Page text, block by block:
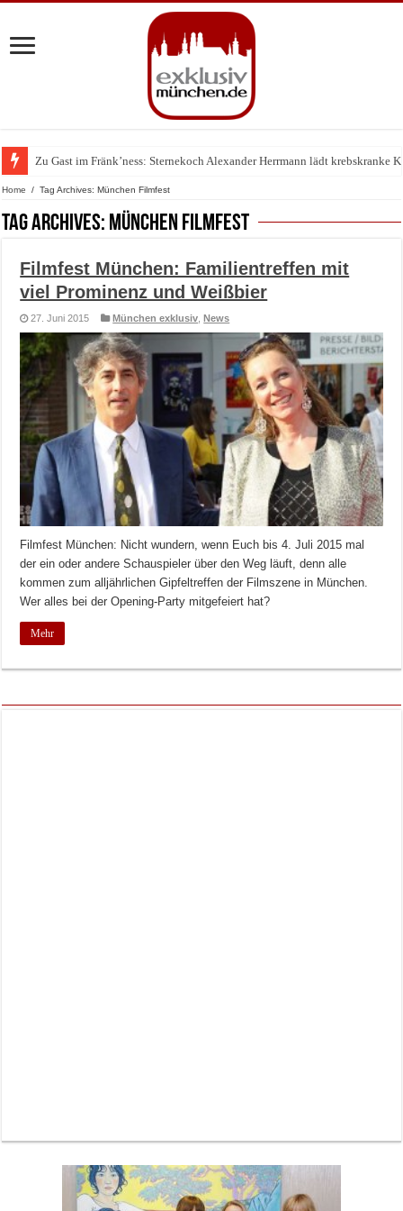
Zu Gast im Fränk’ness: Sternekoch Alexander Herrmann lädt krebskranke
Home / Tag Archives: München Filmfest
Tag Archives: München Filmfest
Filmfest München: Familientreffen mit
viel Prominenz und Weißbier
27. Juni 2015 München exklusiv ,News
Filmfest München: Nicht wundern, wenn Euch bis 4. Juli 2015 mal
der ein oder andere Schauspieler über den Weg läuft, denn alle
kommen zum alljährlichen Gipfeltreffen der Filmszene in München.
Wer alles bei der Opening-Party mitgefeiert hat?
Mehr